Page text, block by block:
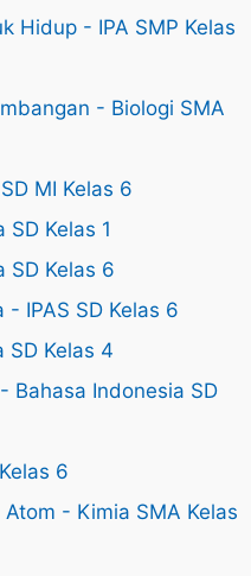
Hidup - IPA SMP Kelas
- Biologi SMA
MI Kelas 6
SD Kelas 1
SD Kelas 6
IPAS SD Kelas 6
SD Kelas 4
Bahasa Indonesia SD
6
- Kimia SMA Kelas